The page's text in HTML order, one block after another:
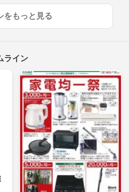
をもっと見る
ライン